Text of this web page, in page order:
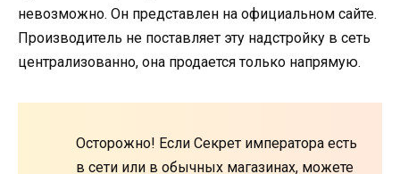
невозможно. Он представлен на официальном сайте.
Производитель не поставляет эту надстройку в сеть
централизованно, она продается только напрямую.
Осторожно! Если Секрет императора есть
в сети или в обычных магазинах, можете